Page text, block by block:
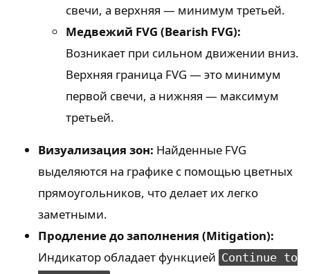
свечи, а верхняя — минимум третьей.
Медвежий FVG (Bearish FVG):
Возникает при сильном движении вниз.
Верхняя граница FVG — это минимум
первой свечи, а нижняя — максимум
третьей.
Визуализация зон: Найденные FVG
выделяются на графике с помощью цветных
прямоугольников, что делает их легко
заметными.
Продление до заполнения (Mitigation):
Индикатор обладает функцией Continue to